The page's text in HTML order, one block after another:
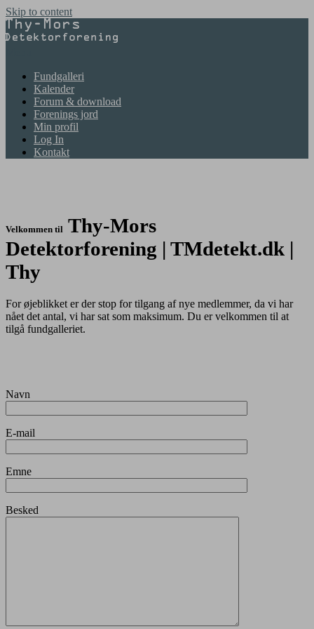
Skip to content
Fundgalleri
Kalender
Forum & download
Forenings jord
Min profil
Log In
Kontakt
Velkommen til Thy-Mors
Detektorforening | TMdetekt.dk |
Thy
For øjeblikket er der stop for tilgang af nye medlemmer, da vi har
nået det antal, vi har sat som maksimum. Du er velkommen til at
tilgå fundgalleriet.
Navn
E-mail
Emne
Besked